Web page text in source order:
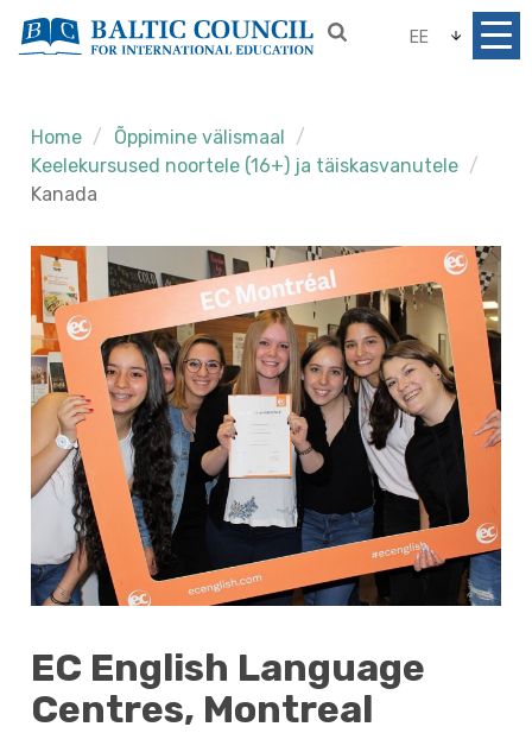
EE
Home
Õppimine välismaal
Keelekursused noortele (16+) ja täiskasvanutele
Kanada
EC English Language
Centres, Montreal